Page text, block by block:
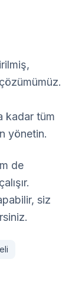
kadar tüm
yönetin.
de
siz